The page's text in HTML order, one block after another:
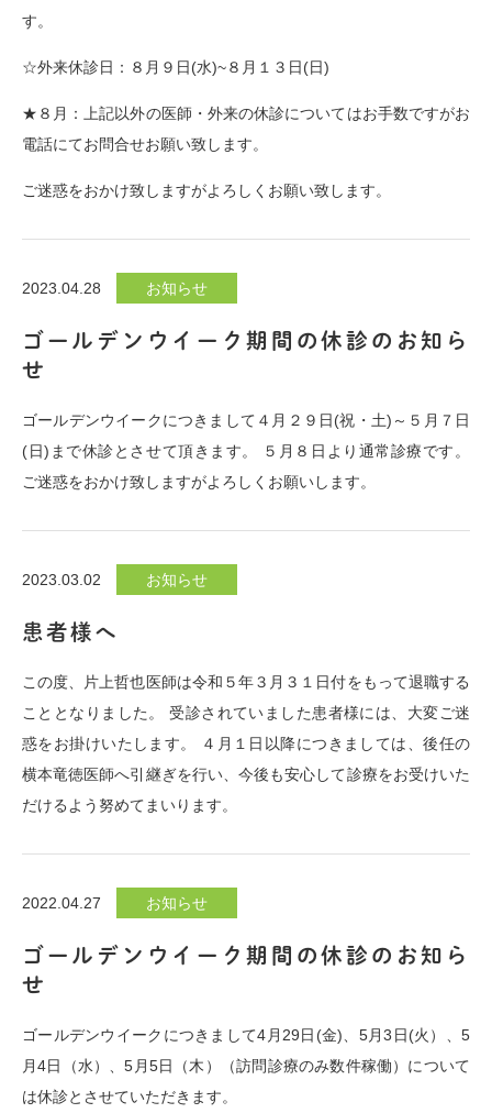
す。
☆外来休診日：８月９日(水)~８月１３日(日)
★８月：上記以外の医師・外来の休診についてはお手数ですがお
電話にてお問合せお願い致します。
ご迷惑をおかけ致しますがよろしくお願い致します。
2023.04.28 お知らせ
ゴールデンウイーク期間の休診のお知ら
せ
ゴールデンウイークにつきまして４月２９日(祝・土)～５月７日
(日)まで休診とさせて頂きます。 ５月８日より通常診療です。
ご迷惑をおかけ致しますがよろしくお願いします。
2023.03.02 お知らせ
患者様へ
この度、片上哲也医師は令和５年３月３１日付をもって退職する
こととなりました。 受診されていました患者様には、大変ご迷
惑をお掛けいたします。 ４月１日以降につきましては、後任の
横本竜徳医師へ引継ぎを行い、今後も安心して診療をお受けいた
だけるよう努めてまいります。
2022.04.27 お知らせ
ゴールデンウイーク期間の休診のお知ら
せ
ゴールデンウイークにつきまして4月29日(金)、5月3日(火）、5
月4日（水）、5月5日（木）（訪問診療のみ数件稼働）について
は休診とさせていただきます。